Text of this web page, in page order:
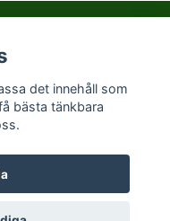
det innehåll som
bästa tänkbara